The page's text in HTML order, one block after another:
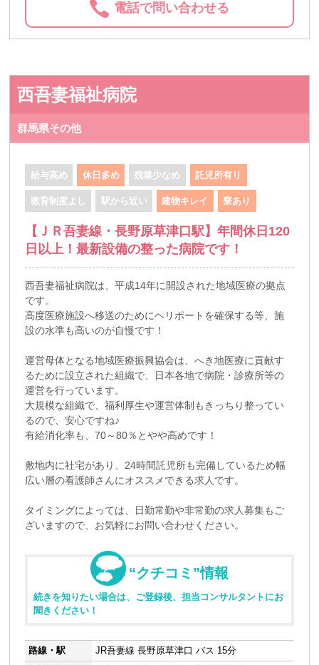
電話で問い合わせる
西吾妻福祉病院
群馬県その他
給与高め 休日多め 残業少なめ 託児所有り
教育制度よし 駅から近い 建物キレイ 寮あり
【ＪＲ吾妻線・長野原草津口駅】年間休日120
日以上！最新設備の整った病院です！
西吾妻福祉病院は、平成14年に開設された地域医療の拠点
です。
高度医療施設へ移送のためにヘリポートを確保する等、施
設の水準も高いのが自慢です！
運営母体となる地域医療振興協会は、へき地医療に貢献す
るために設立された組織で、日本各地で病院・診療所等の
運営を行っています。
大規模な組織で、福利厚生や運営体制もきっちり整ってい
るので、安心ですね♪
有給消化率も、70～80％とやや高めです！
敷地内に社宅があり、24時間託児所も完備しているため幅
広い層の看護師さんにオススメできる求人です。
タイミングによっては、日勤常勤や非常勤の求人募集もご
ざいますので、お気軽にお問い合わせください。
“クチコミ”情報
続きを知りたい場合は、ご登録後、担当コンサルタントにお
聞きください！
路線・駅
JR吾妻線 長野原草津口 バス 15分